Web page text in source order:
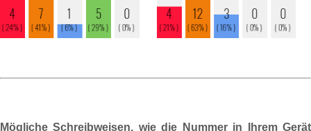
Mögliche Schreibweisen, wie die Nummer in Ihrem Gerät